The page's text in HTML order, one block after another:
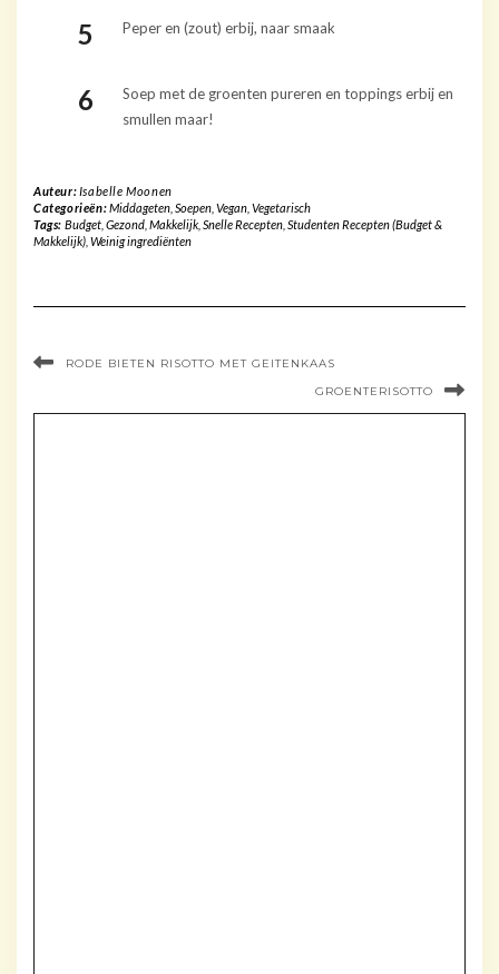
Peper en (zout) erbij, naar smaak
Soep met de groenten pureren en toppings erbij en
smullen maar!
Auteur:Isabelle Moonen
Categorieën:Middageten, Soepen, Vegan, Vegetarisch
Tags: Budget, Gezond, Makkelijk, Snelle Recepten, Studenten Recepten (Budget &
Makkelijk) Weinig ingrediënten
RODE BIETEN RISOTTO MET GEITENKAAS
GROENTERISOTTO